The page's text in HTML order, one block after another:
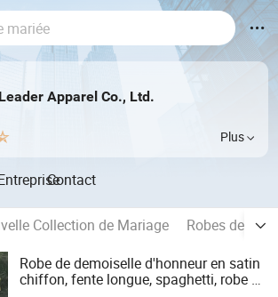
Apparel Co., Ltd.
Plus
Contact
Collection de Mariage
Robes de
Robe de demoiselle d'honneur en satin
chiffon, fente longue, spaghetti, robe de